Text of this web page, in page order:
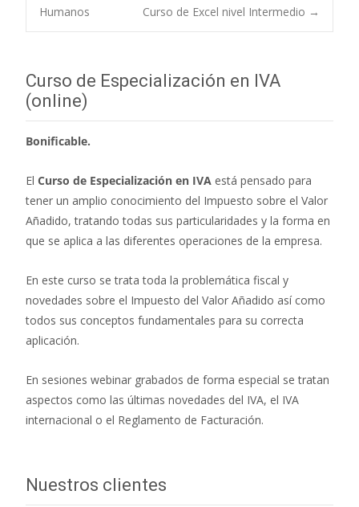
Navegación de
entradas
Humanos
Curso de Excel nivel Intermedio →
Curso de Especialización en IVA
(online)
Bonificable.
El Curso de Especialización en IVA está pensado para
tener un amplio conocimiento del Impuesto sobre el Valor
Añadido, tratando todas sus particularidades y la forma en
que se aplica a las diferentes operaciones de la empresa.
En este curso se trata toda la problemática fiscal y
novedades sobre el Impuesto del Valor Añadido así como
todos sus conceptos fundamentales para su correcta
aplicación.
En sesiones webinar grabados de forma especial se tratan
aspectos como las últimas novedades del IVA, el IVA
internacional o el Reglamento de Facturación.
Nuestros clientes